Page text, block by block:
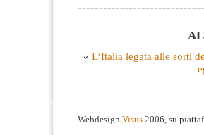
« L’Italia legata alle sorti
Webdesign Visus 2006, su